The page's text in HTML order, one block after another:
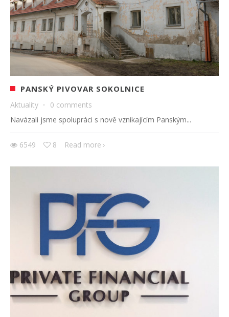
PANSKÝ PIVOVAR SOKOLNICE
Aktuality ·
0 comments
Navázali jsme spolupráci s nově vznikajícím Panským...
6549 8 Read more